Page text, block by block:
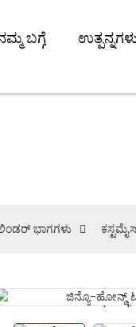
ಬಗ್ಗೆ
ಭಾಗಗಳು